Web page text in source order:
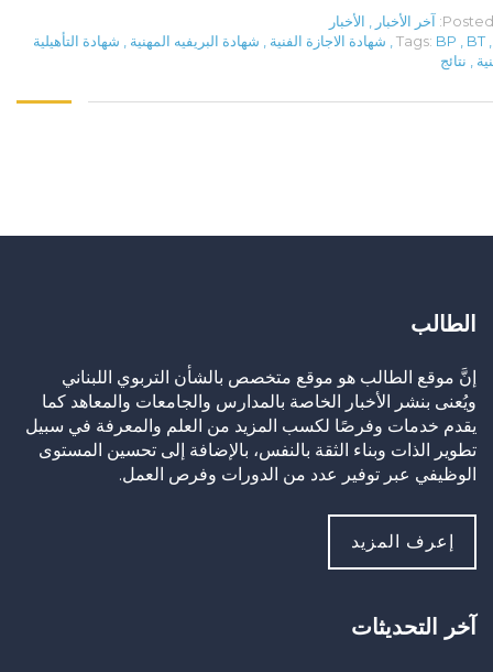
Posted آخر الأخبار , الأخبار
Tags: BP , BT ,
, شهادة الاجازة الفنية , شهادة البريفيه المهنية , شهادة التأهيلية
, نتائج
الطالب
إنَّ موقع الطالب هو موقع متخصص بالشأن التربوي اللبناني
ويُعنى بنشر الأخبار الخاصة بالمدارس والجامعات والمعاهد كما
يقدم خدمات وفرصًا لكسب المزيد من العلم والمعرفة في سبيل
تطوير الذات وبناء الثقة بالنفس، بالإضافة إلى تحسين المستوى
الوظيفي عبر توفير عدد من الدورات وفرص العمل.
إعرف المزيد
آخر التحديثات